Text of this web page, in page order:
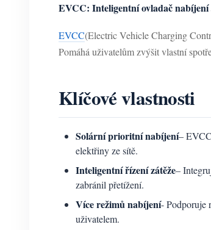
EVCC: Inteligentní ovladač
EVCC(Electric Vehicle Charging
Pomáhá uživatelům zvýšit vlastní
Klíčové vlastnosti
Solární prioritní nabíjení–
elektřiny ze sítě.
Inteligentní řízení zátěže–
zabránil přetížení.
Více režimů nabíjení- Podporuje
uživatelem.